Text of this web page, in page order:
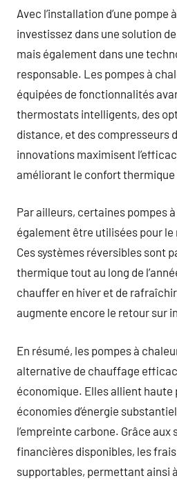
Avec l’installation d’une pompe
investissez dans une solution
mais également dans une
responsable. Les pompes à
équipées de fonctionnalités
thermostats intelligents, des
distance, et des compresseurs
innovations maximisent
améliorant le confort
Par ailleurs, certaines pompes
également être utilisées pour
Ces systèmes réversibles sont
thermique tout au long de
chauffer en hiver et de
augmente encore le retour sur
En résumé, les pompes à
alternative de chauffage
économique. Elles allient haute
économies d’énergie
l’empreinte carbone. Grâce
financières disponibles, les
supportables, permettant ainsi